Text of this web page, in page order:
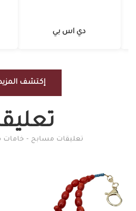
باوا
إكتشف
تعليقات مسابح - خامات